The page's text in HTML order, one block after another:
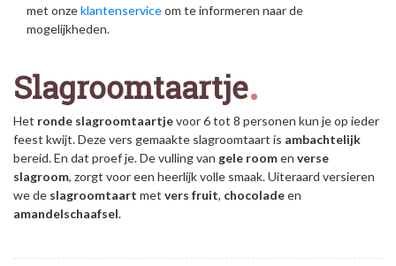
met onzeklantenserviceom te informeren naar de
mogelijkheden.
Slagroomtaartje
Het ronde slagroomtaartjevoor 6 tot 8 personen kun je op ieder
feest kwijt. Deze vers gemaakte slagroomtaart is ambachtelijk
bereid. En dat proef je. De vulling van gele roomen verse
slagroom, zorgt voor een heerlijk volle smaak. Uiteraard versieren
we de slagroomtaart met vers fruit, chocoladeen
amandelschaafsel.